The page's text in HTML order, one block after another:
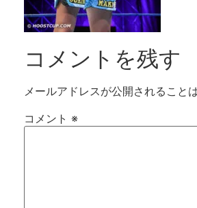
コメントを残す
メールアドレスが公開されること
コメント ※